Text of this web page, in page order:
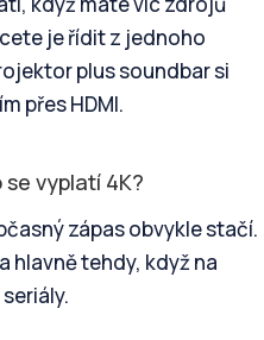
je řídit z jednoho
plus soundbar si
přes HDMI.
se vyplatí 4K?
zápas obvykle stačí.
hlavně tehdy, když na